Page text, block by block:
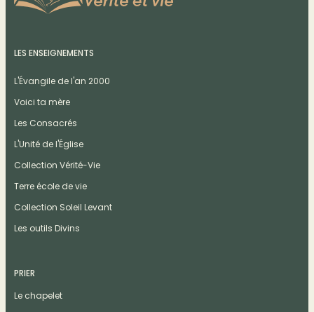
LES ENSEIGNEMENTS
L'Évangile de l'an 2000
Voici ta mère
Les Consacrés
L'Unité de l'Église
Collection Vérité-Vie
Terre école de vie
Collection Soleil Levant
Les outils Divins
PRIER
Le chapelet